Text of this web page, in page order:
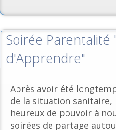
Soirée Parentalité
d'Apprendre"
Après avoir été
de la situation sanitaire,
heureux de pouvoir à
soirées de partage